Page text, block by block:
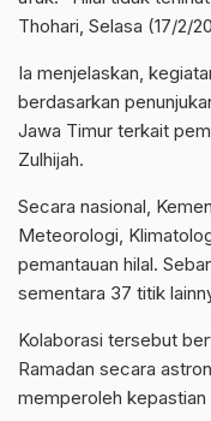
Thohari, Selasa (17/2/
Ia menjelaskan,
berdasarkan
Jawa Timur terkait
Zulhijah.
Secara nasional,
Meteorologi,
pemantauan hilal.
sementara 37 titik
Kolaborasi tersebut
Ramadan secara
memperoleh